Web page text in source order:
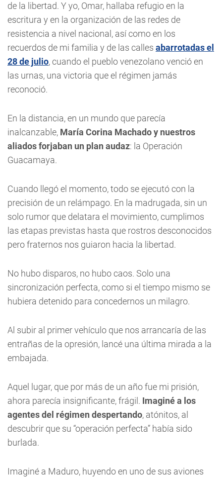
de la libertad. Y yo, Omar, hallaba refugio en la
escritura y en la organización de las redes de
resistencia a nivel nacional, así como en los
recuerdos de mi familia y de las calles abarrotadas el
28 de julio, cuando el pueblo venezolano venció en
las urnas, una victoria que el régimen jamás
reconoció.
En la distancia, en un mundo que parecía
inalcanzable, María Corina Machado y nuestros
aliados forjaban un plan audaz: la Operación
Guacamaya.
Cuando llegó el momento, todo se ejecutó con la
precisión de un relámpago. En la madrugada, sin un
solo rumor que delatara el movimiento, cumplimos
las etapas previstas hasta que rostros desconocidos
pero fraternos nos guiaron hacia la libertad.
No hubo disparos, no hubo caos. Solo una
sincronización perfecta, como si el tiempo mismo se
hubiera detenido para concedernos un milagro.
Al subir al primer vehículo que nos arrancaría de las
entrañas de la opresión, lancé una última mirada a la
embajada.
Aquel lugar, que por más de un año fue mi prisión,
ahora parecía insignificante, frágil. Imaginé a los
agentes del régimen despertando, atónitos, al
descubrir que su “operación perfecta” había sido
burlada.
Imaginé a Maduro, huyendo en uno de sus aviones